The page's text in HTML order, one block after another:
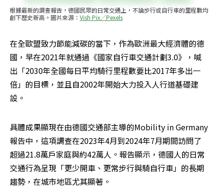
根據最新的調查報告，德國民眾的日常交通上，不論步行或自行車的里程數均
創下歷史新高。圖片來源： Vish Pix／Pexels
在全歐盟致力節能減碳的當下，作為歐洲最大經濟體的德
國，早在2021年就通過《國家自行車交通計劃3.0》，喊
出「2030年全國每日平均騎行里程數要比2017年多出一
倍」的目標，並且自2002年開始大力投入人行道基礎建
設。
具體成果顯現在由德國交通部主導的Mobility in Germany
報告中，這項調查在2023年4月到2024年7月期間訪問了
超過21.8萬戶家庭與約42萬人。報告顯示，德國人的日常
交通行為呈現「更少開車、更常步行與騎自行車」的長期
趨勢，在城市地區尤其顯著。